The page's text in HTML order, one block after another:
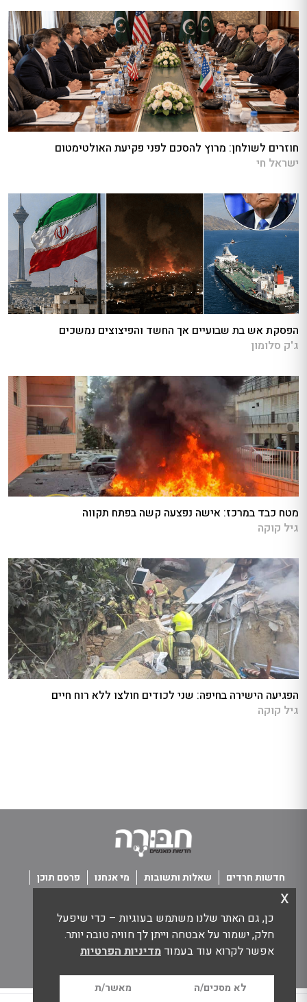
כן, גם האתר שלנו משתמש בעוגיות – כדי שיפעל
חלק, ישמור על אבטחה וייתן לך חוויה טובה יותר.
אפשר לקרוא עוד בעמוד מדיניות הפרטיות
לא מסכים/ה מאשר/ת
x
חוזרים לשולחן: מרוץ להסכם לפני פקיעת האולטימטום
ישראל חי
הפסקת אש בת שבועיים אך החשד והפיצוצים נמשכים
ג'ק סלומון
מטח כבד במרכז: אישה נפצעה קשה בפתח תקווה
גיל קוקה
הפגיעה הישירה בחיפה: שני לכודים חולצו ללא רוח חיים
גיל קוקה
חדשות חרדים שאלות ותשובות מי אנחנו
פרסם תוכן
כל הזכויות שמורות חבורה - חדשות מאנשים